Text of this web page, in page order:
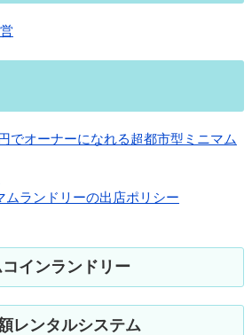
でオーナーになれる超都市型ミニマム
ムランドリーの出店ポリシー
インランドリー
レンタルシステム